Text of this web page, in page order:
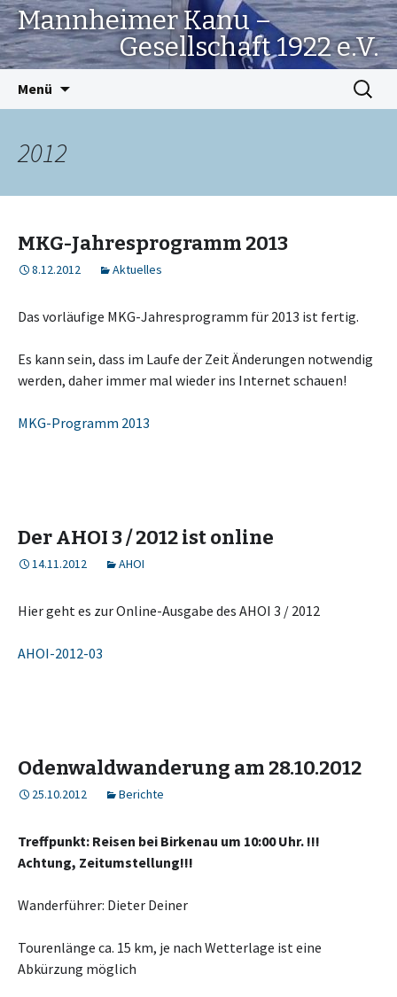
Mannheimer Kanu –
Gesellschaft 1922 e.V.
Menü
Suchen
nach:
2012
MKG-Jahresprogramm 2013
8.12.2012 Aktuelles
Das vorläufige MKG-Jahresprogramm für 2013 ist fertig.
Es kann sein, dass im Laufe der Zeit Änderungen notwendig
werden, daher immer mal wieder ins Internet schauen!
MKG-Programm 2013
Der AHOI 3 / 2012 ist online
14.11.2012 AHOI
Hier geht es zur Online-Ausgabe des AHOI 3 / 2012
AHOI-2012-03
Odenwaldwanderung am 28.10.2012
25.10.2012 Berichte
Treffpunkt: Reisen bei Birkenau um 10:00 Uhr. !!!
Achtung, Zeitumstellung!!!
Wanderführer: Dieter Deiner
Tourenlänge ca. 15 km, je nach Wetterlage ist eine
Abkürzung möglich